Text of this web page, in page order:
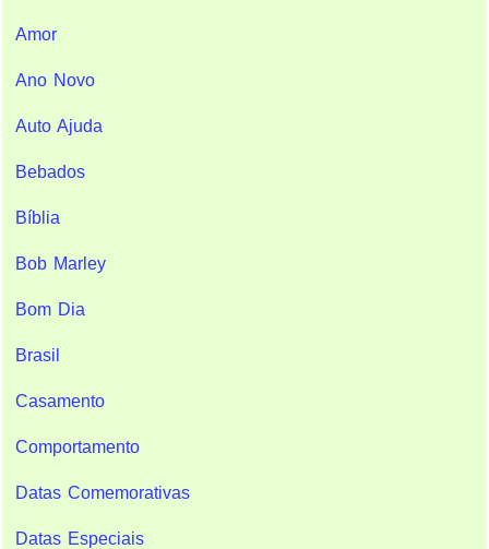
Amor
Ano Novo
Auto Ajuda
Bebados
Bíblia
Bob Marley
Bom Dia
Brasil
Casamento
Comportamento
Datas Comemorativas
Datas Especiais